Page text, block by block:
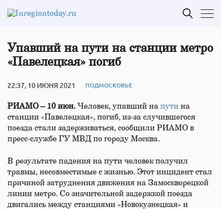
Упавший на пути на станции метро
«Павелецкая» погиб
22:37, 10 ИЮНЯ 2021 ПОДМОСКОВЬЕ
РИАМО – 10 июн. Человек, упавший на пути на
станции «Павелецкая», погиб, из-за случившегося
поезда стали задерживаться, сообщили РИАМО в
пресс-службе ГУ МВД по городу Москва.
В результате падения на пути человек получил
травмы, несовместимые с жизнью. Этот инцидент стал
причиной затруднения движения на Замоскворецкой
линии метро. Со значительной задержкой поезда
двигались между станциями «Новокузнецкая» и